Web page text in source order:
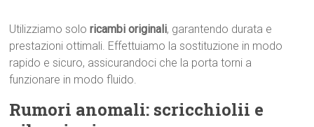
Utilizziamo soloricambi originali, garantendo durata e
prestazioni ottimali. Effettuiamo la sostituzione in modo
rapido e sicuro, assicurandoci che la porta torni a
funzionare in modo fluido.
Rumori anomali: scricchiolii e